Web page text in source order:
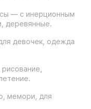
— с инерционным
деревянные.
девочек, одежда
мемори, для